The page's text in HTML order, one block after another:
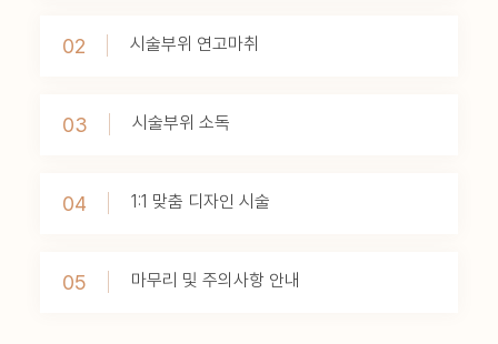
02 시술부위 연고마취
03 시술부위 소독
04 1:1 맞춤 디자인 시술
05 마무리 및 주의사항 안내